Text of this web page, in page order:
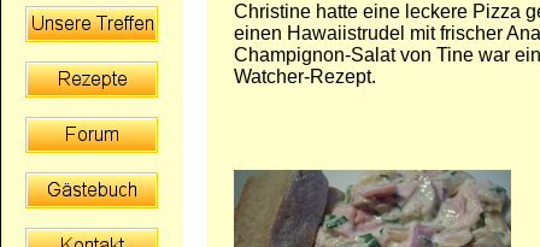
Christine hatte eine leckere Pizza
einen Hawaiistrudel mit frischer
Champignon-Salat von Tine war
Watcher-Rezept.